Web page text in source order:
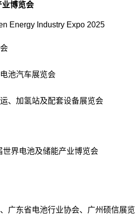
业博览会
Energy Industry Expo 2025
池汽车展览会
、加氢站及配套设备展览会
世界电池及储能产业博览会
广东省电池行业协会、广州硕信展览